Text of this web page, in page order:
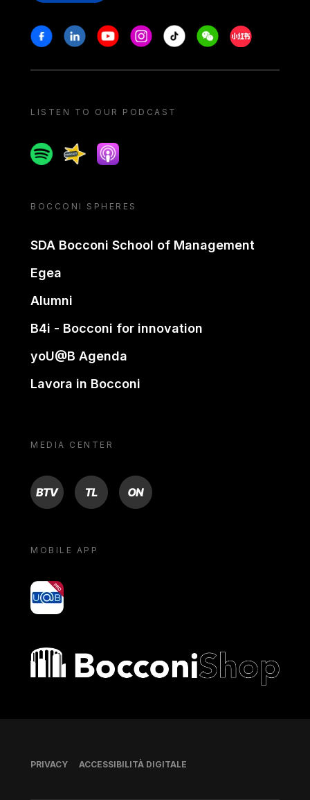
Stay in touch
FacebookLinkedinYoutubeInstagram
Tiktok WeechatXiaohongshu/
LISTEN TO OUR PODCAST
SpotifySpreakerApple podcast
BOCCONI SPHERES
SDA Bocconi School of Management
Egea
Alumni
B4i - Bocconi for innovation
yoU@B Agenda
Lavora in Bocconi
MEDIA CENTER
BTV TL ON
MOBILE APP
yoU@B
Bocconi shop
Piè di pagina
PRIVACY ACCESSIBILITÀ DIGITALE